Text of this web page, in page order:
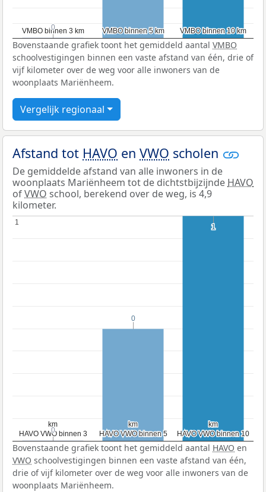
VMBO binnen 3 km
VMBO binnen 3 km VMBO binnen 5 km
VMBO binnen 5 km VMBO binnen 10 km
VMBO binnen 10 km
0
0
Bovenstaande grafiek toont het gemiddeld aantal VMBO
schoolvestigingen binnen een vaste afstand van één, drie of
vijf kilometer over de weg voor alle inwoners van de
woonplaats Mariënheem.
Vergelijk regionaal
Afstand tot HAVO en VWO scholen
De gemiddelde afstand van alle inwoners in de
woonplaats Mariënheem tot de dichtstbijzijnde HAVO
ofVWO school, berekend over de weg, is 4,9
kilometer.
HAVO VWO binnen 3
HAVO VWO binnen 3
km
km
HAVO VWO binnen 5
HAVO VWO binnen 5
km
km
HAVO VWO binnen 10
HAVO VWO binnen 10
km
km
1
1
0
0
0
0
1
1
Bovenstaande grafiek toont het gemiddeld aantal HAVO en
VWO schoolvestigingen binnen een vaste afstand van één,
drie of vijf kilometer over de weg voor alle inwoners van de
woonplaats Mariënheem.